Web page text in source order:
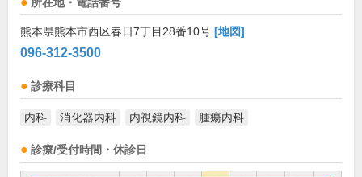
所在地・電話番号
熊本県熊本市西区春日7丁目28番10号 [地図]
096-312-3500
診療科目
内科 消化器内科 内視鏡内科 腫瘍内科
診療/受付時間・休診日